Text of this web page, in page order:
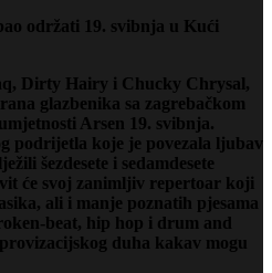
održati 19. svibnja u Kući
Dirty Hairy i Chucky Chrysal,
glazbenika sa zagrebačkom
Arsen 19. svibnja.
podrijetla koje je povezala ljubav
šezdesete i sedamdesete
će svoj zanimljiv repertoar koji
ali i manje poznatih pjesama
beat, hip hop i drum and
duha kakav mogu